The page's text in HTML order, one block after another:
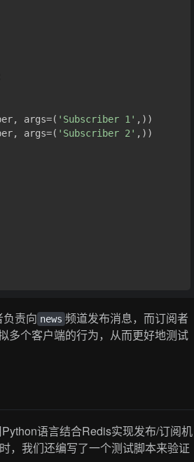
args=( 'Subscriber 1' ,))
args=( 'Subscriber 2' ,))
负责向 news 频道发布消息，而订阅者
多个客户端的行为，从而更好地测试
语言结合Redis实现发布/订阅机
，我们还编写了一个测试脚本来验证